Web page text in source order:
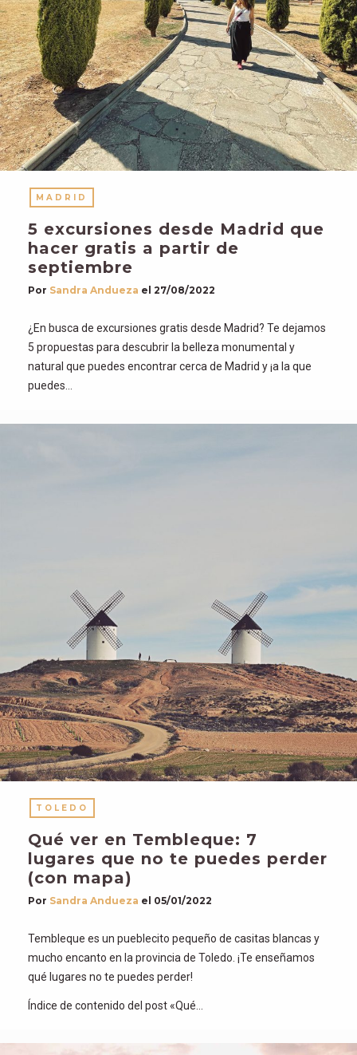
MADRID
5 excursiones desde Madrid que
hacer gratis a partir de
septiembre
Por Sandra Andueza el 27/08/2022
¿En busca de excursiones gratis desde Madrid? Te dejamos
5 propuestas para descubrir la belleza monumental y
natural que puedes encontrar cerca de Madrid y ¡a la que
puedes…
TOLEDO
Qué ver en Tembleque: 7
lugares que no te puedes perder
(con mapa)
Por Sandra Andueza el 05/01/2022
Tembleque es un pueblecito pequeño de casitas blancas y
mucho encanto en la provincia de Toledo. ¡Te enseñamos
qué lugares no te puedes perder!
Índice de contenido del post «Qué…